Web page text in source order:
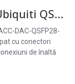
Cablu Direct Attach UniFi Ubiquiti QSFP28 100G, 0,5 m, UACC-DAC-QSFP28-0.5M
DAC-QSFP28-
cu conectori
de înaltă